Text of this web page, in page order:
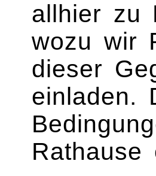
allhier zu
wozu wir
dieser
einladen.
Rathause